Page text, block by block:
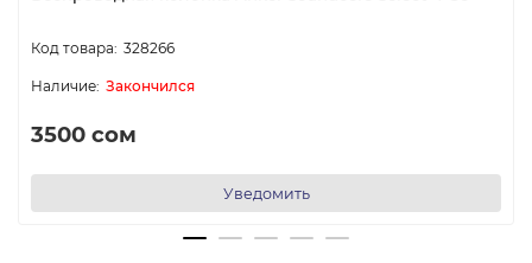
328266
Закончился
3500 сом
Уведомить